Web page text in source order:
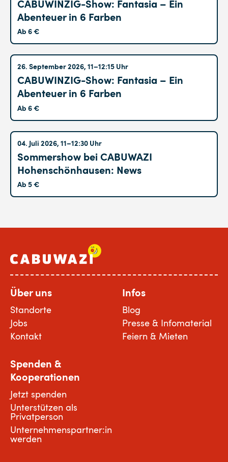
CABUWINZIG-Show: Fantasia – Ein
Abenteuer in 6 Farben
Ab 6 €
26. September 2026, 11–12:15 Uhr
CABUWINZIG-Show: Fantasia – Ein
Abenteuer in 6 Farben
Ab 6 €
04. Juli 2026, 11–12:30 Uhr
Sommershow bei CABUWAZI
Hohenschönhausen: News
Ab 5 €
Über uns
Standorte
Jobs
Kontakt
Infos
Blog
Presse & Infomaterial
Feiern & Mieten
Spenden &
Kooperationen
Jetzt spenden
Unterstützen als
Privatperson
Unternehmenspartner:in
werden